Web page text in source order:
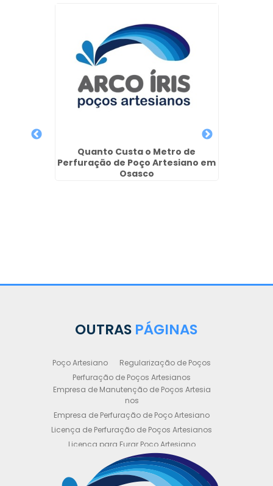
Quanto Custa o Metro de
Perfuração de Poço Artesiano em
Osasco
OUTRAS PÁGINAS
Poço Artesiano
Regularização de Poços
Perfuração de Poços Artesianos
Empresa de Manutenção de Poços Artesia
nos
Empresa de Perfuração de Poço Artesiano
Licença de Perfuração de Poços Artesianos
Licença para Furar Poço Artesiano
Licença para Perfuração de Poço Artesiano
Licença para Poço Semi Artesiano